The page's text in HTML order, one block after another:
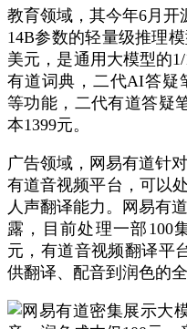
教育领域，其今年6月开
14B参数的轻量级推理
美元，是通用大模型的
有道词典，二代AI答疑
等功能，二代有道答疑
本1399元。
广告领域，网易有道针
有道音视频平台，可以
人声翻译能力。网易有
露，目前处理一部100
元，有道音视频翻译平
供翻译、配音到润色的全